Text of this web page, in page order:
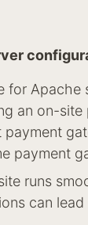
for Apache
an on-
payment
payment
runs
can